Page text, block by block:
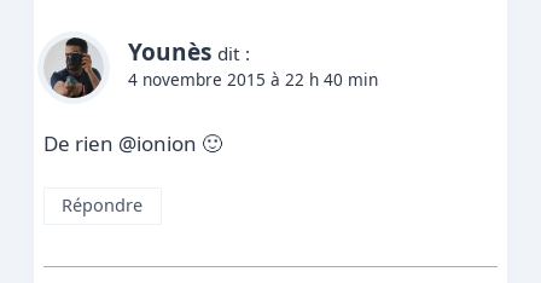
Younès dit :
4 novembre 2015 à 22 h 40 min
De rien @ionion 🙂
Répondre